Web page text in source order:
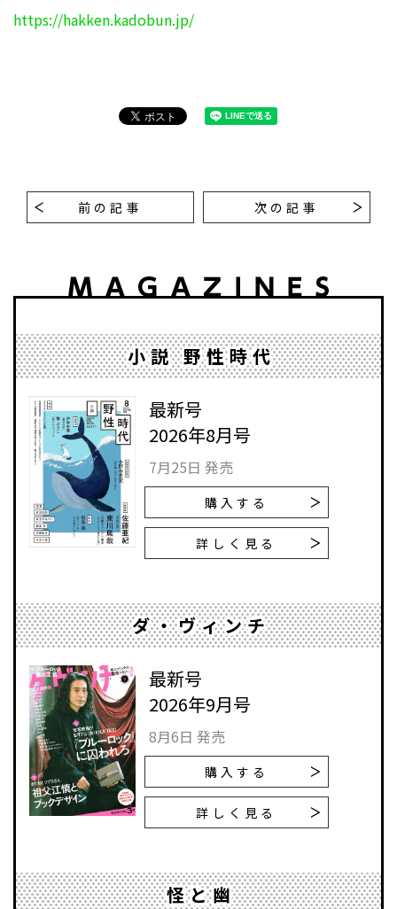
https://hakken.kadobun.jp/
前の記事 次の記事
小説 野性時代
最新号
2026年8月号
7月25日 発売
購入する
詳しく見る
ダ・ヴィンチ
最新号
2026年9月号
8月6日 発売
購入する
詳しく見る
怪と幽